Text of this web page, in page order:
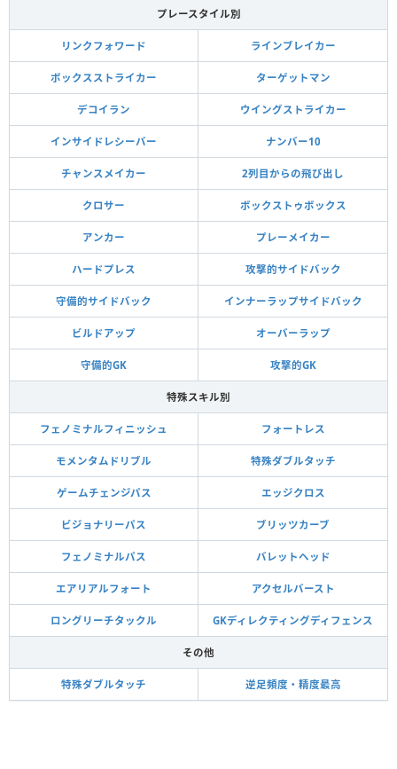
プレースタイル別
リンクフォワード ラインブレイカー
ボックスストライカー ターゲットマン
デコイラン ウイングストライカー
インサイドレシーバー ナンバー10
チャンスメイカー 2列目からの飛び出し
クロサー ボックストゥボックス
アンカー プレーメイカー
ハードプレス 攻撃的サイドバック
守備的サイドバック インナーラップサイドバック
ビルドアップ オーバーラップ
守備的GK 攻撃的GK
特殊スキル別
フェノミナルフィニッシュ フォートレス
モメンタムドリブル 特殊ダブルタッチ
ゲームチェンジパス エッジクロス
ビジョナリーパス ブリッツカーブ
フェノミナルパス バレットヘッド
エアリアルフォート アクセルバースト
ロングリーチタックル GKディレクティングディフェンス
その他
特殊ダブルタッチ 逆足頻度・精度最高